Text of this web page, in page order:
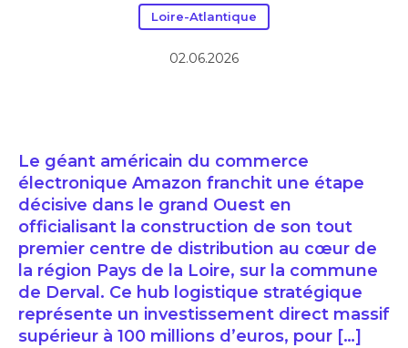
Loire-Atlantique
02.06.2026
Le géant américain du commerce
électronique Amazon franchit une étape
décisive dans le grand Ouest en
officialisant la construction de son tout
premier centre de distribution au cœur de
la région Pays de la Loire, sur la commune
de Derval. Ce hub logistique stratégique
représente un investissement direct massif
supérieur à 100 millions d’euros, pour […]